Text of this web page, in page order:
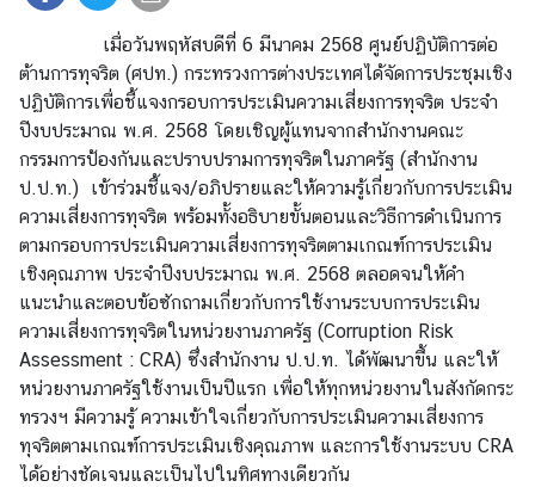
กั
ห
น่
ว
ย
ง
า
น
ก
า
ร
ป้
อ
ง
เมื่อวันพฤหัสบดีที่ 6 มีนาคม 2568 ศูนย์ปฏิบัติการต่อ
ต้านการทุจริต (ศปท.) กระทรวงการต่างประเทศได้จัดการประชุมเชิง
ปฏิบัติการเพื่อชี้แจงกรอบการประเมินความเสี่ยงการทุจริต ประจำ
ปีงบประมาณ พ.ศ. 2568 โดยเชิญผู้แทนจากสำนักงานคณะ
กรรมการป้องกันและปราบปรามการทุจริตในภาครัฐ (สำนักงาน
ป.ป.ท.) เข้าร่วมชี้แจง/อภิปรายและให้ความรู้เกี่ยวกับการประเมิน
ความเสี่ยงการทุจริต พร้อมทั้งอธิบายขั้นตอนและวิธีการดำเนินการ
ตามกรอบการประเมินความเสี่ยงการทุจริตตามเกณฑ์การประเมิน
เชิงคุณภาพ ประจำปีงบประมาณ พ.ศ. 2568 ตลอดจนให้คำ
แนะนำและตอบข้อซักถามเกี่ยวกับการใช้งานระบบการประเมิน
ความเสี่ยงการทุจริตในหน่วยงานภาครัฐ (Corruption Risk
Assessment : CRA) ซึ่งสำนักงาน ป.ป.ท. ได้พัฒนาขึ้น และให้
หน่วยงานภาครัฐใช้งานเป็นปีแรก เพื่อให้ทุกหน่วยงานในสังกัดกระ
ทรวงฯ มีความรู้ ความเข้าใจเกี่ยวกับการประเมินความเสี่ยงการ
ทุจริตตามเกณฑ์การประเมินเชิงคุณภาพ และการใช้งานระบบ CRA
ได้อย่างชัดเจนและเป็นไปในทิศทางเดียวกัน